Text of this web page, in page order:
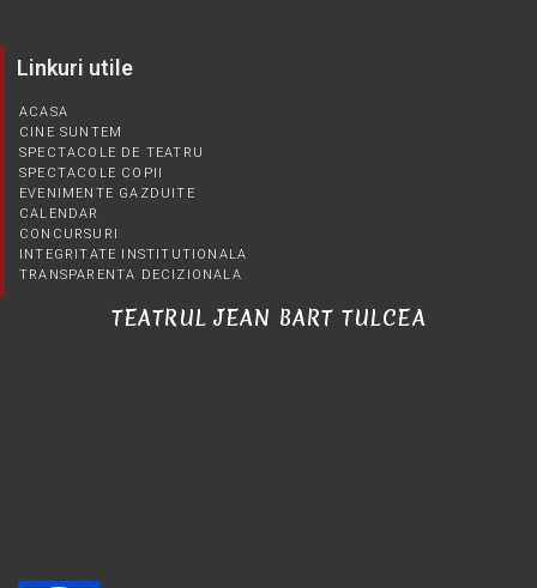
Linkuri utile
ACASA
CINE SUNTEM
SPECTACOLE DE TEATRU
SPECTACOLE COPII
EVENIMENTE GAZDUITE
CALENDAR
CONCURSURI
INTEGRITATE INSTITUTIONALA
TRANSPARENTA DECIZIONALA
TEATRUL JEAN BART TULCEA